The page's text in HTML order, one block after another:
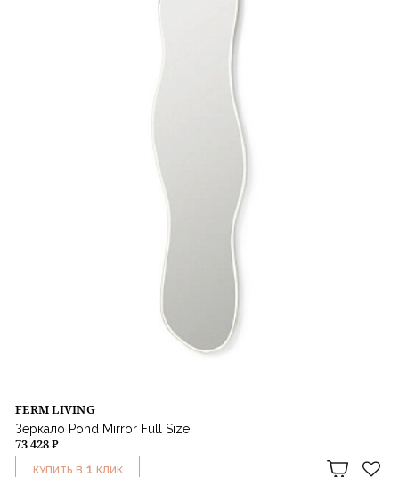
FERM LIVING
Зеркало Pond Mirror Full Size
73 428 ₽
КУПИТЬ В 1 КЛИК